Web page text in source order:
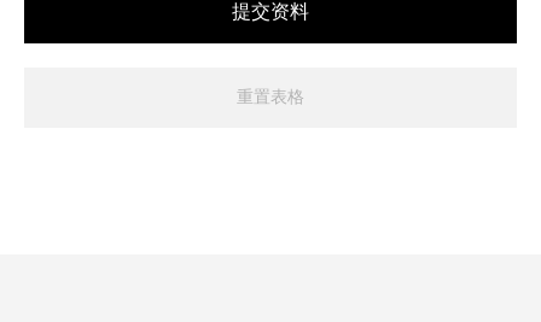
提交资料
重置表格